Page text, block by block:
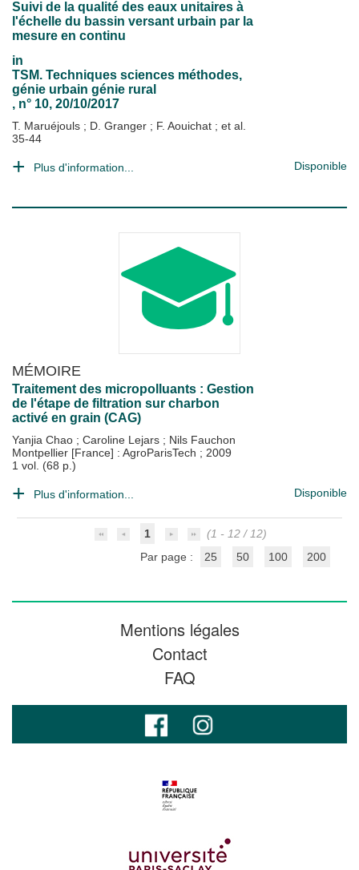
Suivi de la qualité des eaux unitaires à
l'échelle du bassin versant urbain par la
mesure en continu
in
TSM. Techniques sciences méthodes,
génie urbain génie rural
, n° 10, 20/10/2017
T. Maruéjouls ; D. Granger ; F. Aouichat ; et al.
35-44
Plus d'information... Disponible
MÉMOIRE
Traitement des micropolluants : Gestion
de l'étape de filtration sur charbon
activé en grain (CAG)
Yanjia Chao ; Caroline Lejars ; Nils Fauchon
Montpellier [France] : AgroParisTech ; 2009
1 vol. (68 p.)
Plus d'information... Disponible
1
(1 - 12 / 12)
Par page :
25 50 100 200
Mentions légales
Contact
FAQ